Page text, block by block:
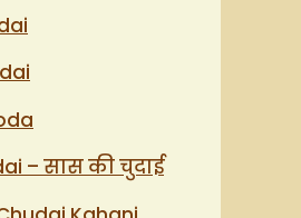
– सास की चुदाई